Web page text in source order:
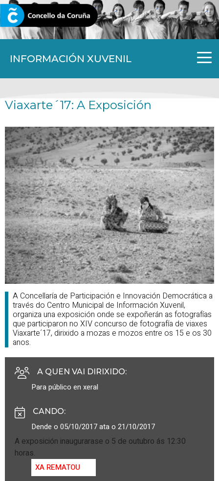
INFORMACIÓN XUVENIL
CORUNA.GAL
Viaxarte´17: A Exposición
A Concellaría de Participación e Innovación Democrática a
través do Centro Municipal de Información Xuvenil,
organiza una exposición onde se expoñerán as fotografías
que participaron no XIV concurso de fotografía de viaxes
Viaxarte´17, dirixido a mozas e mozos entre os 15 e os 30
anos.
A QUEN VAI DIRIXIDO:
Para público en xeral
CANDO:
Dende o 05/10/2017 ata o 21/10/2017
A exposición inaugurarase o 5 de outubro ás 12:30
horas.
XA REMATOU